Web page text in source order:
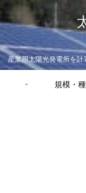
産業用太陽光発電所を
規模・種